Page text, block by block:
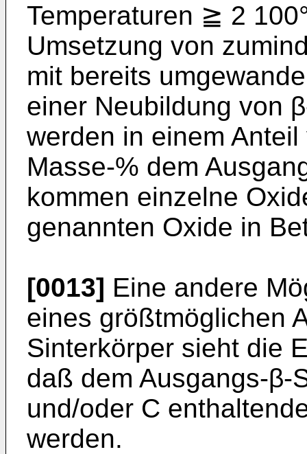
Temperatu­ren ≧ 2
Umsetzung von
mit bereits
einer Neubildung von
werden in einem
Masse-% dem
kommen einzelne
genannten Oxide in
[0013] Eine andere
eines größtmöglichen
Sinterkörper sieht die
daß dem Ausgangs-β-
und/oder C
werden.